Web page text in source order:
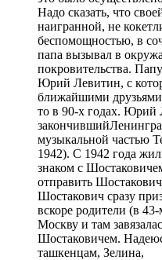
Надо сказать, что
наигранной, не
беспомощностью, в
папа вызывал в
покровительства.
Юрий Левитин, с
ближайшими друзьями
то в 90-х годах. Юрий
музыкальной частью
1942). С 1942 года
знаком с
отправить
Шостакович сразу
вскоре родители (в
Москву и там
Шостаковичем.
ташкенцам, Зелина,